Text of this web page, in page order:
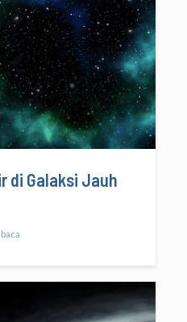
di Galaksi Jauh